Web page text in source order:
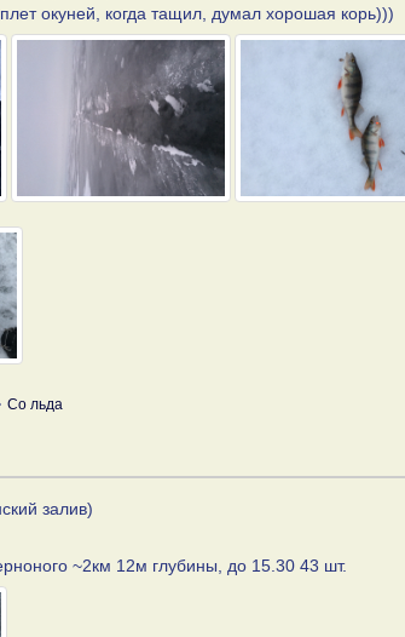
окуней, когда тащил, думал хорошая корь)))
Со льда
залив)
~2км 12м глубины, до 15.30 43 шт.